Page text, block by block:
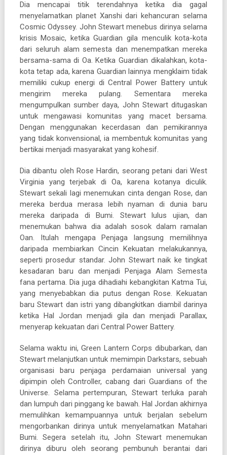
Dia mencapai titik terendahnya ketika dia gagal
menyelamatkan planet Xanshi dari kehancuran selama
Cosmic Odyssey. John Stewart menebus dirinya selama
krisis Mosaic, ketika Guardian gila menculik kota-kota
dari seluruh alam semesta dan menempatkan mereka
bersama-sama di Oa. Ketika Guardian dikalahkan, kota-
kota tetap ada, karena Guardian lainnya mengklaim tidak
memiliki cukup energi di Central Power Battery untuk
mengirim mereka pulang. Sementara mereka
mengumpulkan sumber daya, John Stewart ditugaskan
untuk mengawasi komunitas yang macet bersama.
Dengan menggunakan kecerdasan dan pemikirannya
yang tidak konvensional, ia membentuk komunitas yang
bertikai menjadi masyarakat yang kohesif.
Dia dibantu oleh Rose Hardin, seorang petani dari West
Virginia yang terjebak di Oa, karena kotanya diculik.
Stewart sekali lagi menemukan cinta dengan Rose, dan
mereka berdua merasa lebih nyaman di dunia baru
mereka daripada di Bumi. Stewart lulus ujian, dan
menemukan bahwa dia adalah sosok dalam ramalan
Oan. Itulah mengapa Penjaga langsung memilihnya
daripada membiarkan Cincin Kekuatan melakukannya,
seperti prosedur standar. John Stewart naik ke tingkat
kesadaran baru dan menjadi Penjaga Alam Semesta
fana pertama. Dia juga dihadiahi kebangkitan Katma Tui,
yang menyebabkan dia putus dengan Rose. Kekuatan
baru Stewart dan istri yang dibangkitkan diambil darinya
ketika Hal Jordan menjadi gila dan menjadi Parallax,
menyerap kekuatan dari Central Power Battery.
Selama waktu ini, Green Lantern Corps dibubarkan, dan
Stewart melanjutkan untuk memimpin Darkstars, sebuah
organisasi baru penjaga perdamaian universal yang
dipimpin oleh Controller, cabang dari Guardians of the
Universe. Selama pertempuran, Stewart terluka parah
dan lumpuh dari pinggang ke bawah. Hal Jordan akhirnya
memulihkan kemampuannya untuk berjalan sebelum
mengorbankan dirinya untuk menyelamatkan Matahari
Bumi. Segera setelah itu, John Stewart menemukan
dirinya diburu oleh seorang pembunuh berantai dari